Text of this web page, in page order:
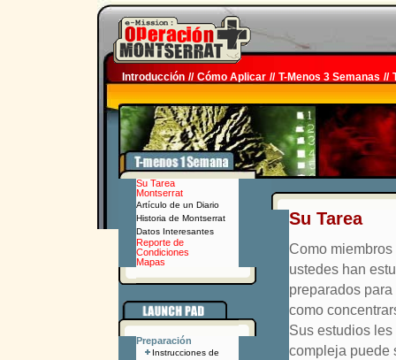
Introducción // Cómo Aplicar // T-Menos 3 Semanas //
Su Tarea
Montserrat
Artículo de un Diario
Historia de Montserrat
Datos Interesantes
Reporte de
Condiciones
Mapas
Preparación
Instrucciones de
Su Tarea
Como
ustedes han
preparados
como
Sus estudios
compleja puede